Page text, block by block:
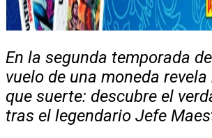
En la segunda temporada
vuelo de una moneda
que suerte: descubre el
tras el legendario Jefe